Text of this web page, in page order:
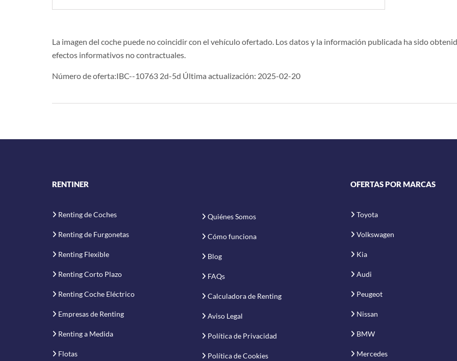
La imagen del coche puede no coincidir con el vehículo ofertado. Los datos y la información publicada ha sido
efectos informativos no contractuales.
Número de oferta:IBC--10763 2d-5d Última actualización: 2025-02-20
RENTINER
Renting de Coches
Renting de Furgonetas
Renting Flexible
Renting Corto Plazo
Renting Coche Eléctrico
Empresas de Renting
Renting a Medida
Flotas
Quiénes Somos
Cómo funciona
Blog
FAQs
Calculadora de Renting
Aviso Legal
Política de Privacidad
Política de Cookies
OFERTAS POR MARCAS
Toyota
Volkswagen
Kia
Audi
Peugeot
Nissan
BMW
Mercedes